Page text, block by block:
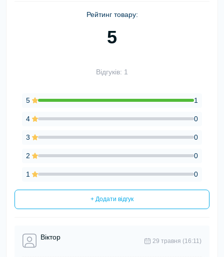
Рейтинг товару:
5
Відгуків: 1
5 1
4 0
3 0
2 0
1 0
+ Додати відгук
Віктор 29 травня (16:11)